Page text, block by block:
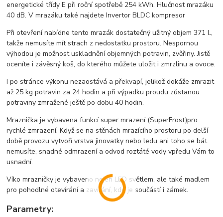
energetické třídy E při roční spotřebě 254 kWh. Hlučnost mrazáku
40 dB. V mrazáku také najdete Invertor BLDC kompresor
Při otevření nabídne tento mrazák dostatečný užitný objem 371 l.,
takže nemusíte mít strach z nedostatku prostoru. Nespornou
výhodou je možnost uskladnění objemných potravin, zvěřiny. Jistě
oceníte i závěsný koš, do kterého můžete uložit i zmrzlinu a ovoce.
I po stránce výkonu nezaostává a překvapí, jelikož dokáže zmrazit
až 25 kg potravin za 24 hodin a při výpadku proudu zůstanou
potraviny zmražené ještě po dobu 40 hodin.
Mraznička je vybavena funkcí super mrazení (SuperFrost)pro
rychlé zmrazení. Když se na stěnách mrazícího prostoru po delší
době provozu vytvoří vrstva jinovatky nebo ledu ani toho se bát
nemusíte, snadné odmrazení a odvod roztáté vody vpředu Vám to
usnadní.
Víko mrazničky je vybaveno nejen LED světlem, ale také madlem
pro pohodlné otevírání a zavírání, kde je součástí i zámek.
Parametry: